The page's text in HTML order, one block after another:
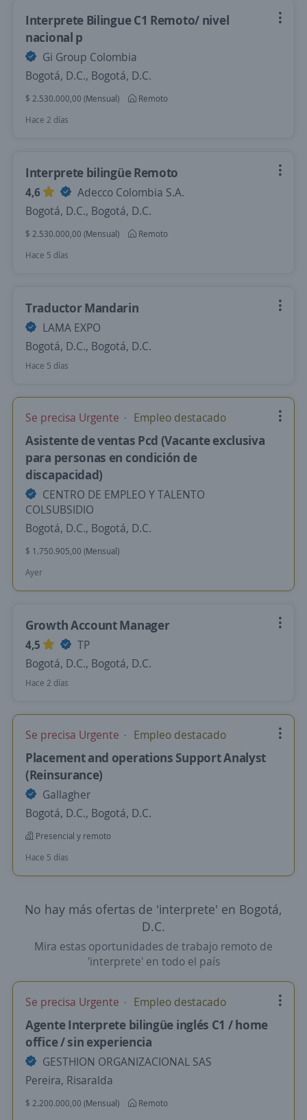
Interprete Bilingue C1 Remoto/ nivel
nacional p
Gi Group Colombia
Bogotá, D.C., Bogotá, D.C.
$ 2.530.000,00 (Mensual)
Remoto
Hace 2 días
Interprete bilingüe Remoto
4,6
Adecco Colombia S.A.
Bogotá, D.C., Bogotá, D.C.
$ 2.530.000,00 (Mensual)
Remoto
Hace 5 días
Traductor Mandarin
LAMA EXPO
Bogotá, D.C., Bogotá, D.C.
Hace 5 días
Se precisa Urgente Empleo destacado
Asistente de ventas Pcd (Vacante exclusiva
para personas en condición de
discapacidad)
CENTRO DE EMPLEO Y TALENTO
COLSUBSIDIO
Bogotá, D.C., Bogotá, D.C.
$ 1.750.905,00 (Mensual)
Ayer
Growth Account Manager
4,5
TP
Bogotá, D.C., Bogotá, D.C.
Hace 2 días
Se precisa Urgente Empleo destacado
Placement and operations Support Analyst
(Reinsurance)
Gallagher
Bogotá, D.C., Bogotá, D.C.
Presencial y remoto
Hace 5 días
No hay más ofertas de 'interprete' en Bogotá,
D.C.
Mira estas oportunidades de trabajo remoto de
'interprete' en todo el país
Se precisa Urgente Empleo destacado
Agente Interprete bilingüe inglés C1 / home
office / sin experiencia
GESTHION ORGANIZACIONAL SAS
Pereira, Risaralda
$ 2.200.000,00 (Mensual)
Remoto